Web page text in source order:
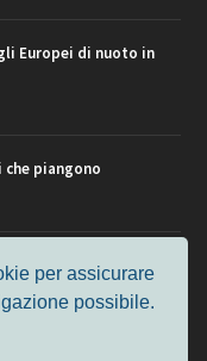
Europei di nuoto in
piangono
del nuoto per
per assicurare
possibile.